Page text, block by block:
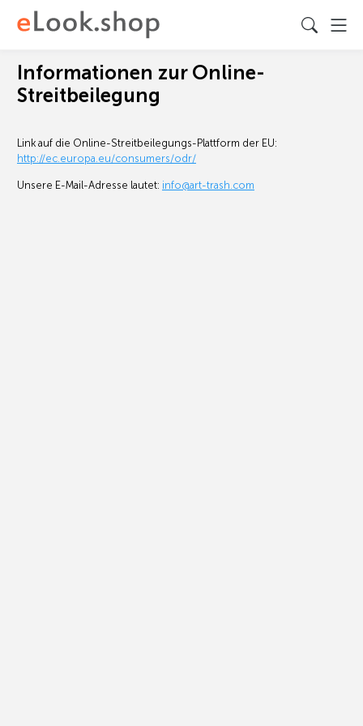
Informationen zur Online-
Streitbeilegung
Link auf die Online-Streitbeilegungs-Plattform der EU:
http://ec.europa.eu/consumers/odr/
Unsere E-Mail-Adresse lautet: info@art-trash.com